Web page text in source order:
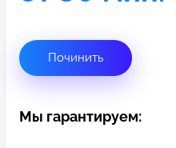
Починить
Мы гарантируем: